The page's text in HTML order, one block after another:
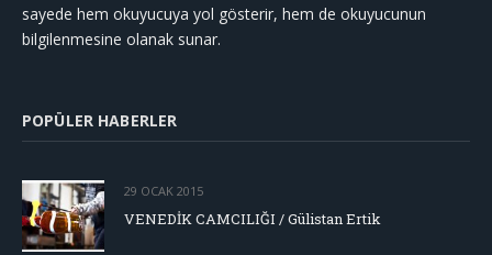
sayede hem okuyucuya yol gösterir, hem de okuyucunun
bilgilenmesine olanak sunar.
POPÜLER HABERLER
29 OCAK 2015
VENEDİK CAMCILIĞI / Gülistan Ertik